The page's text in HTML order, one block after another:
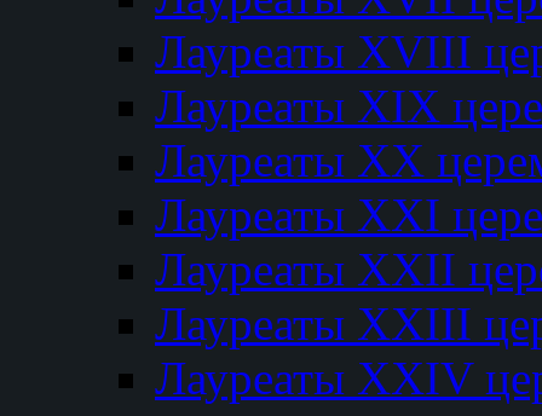
Лауреаты XVIII
Лауреаты XIX
Лауреаты XX
Лауреаты XXI
Лауреаты XXII
Лауреаты XXIII
Лауреаты XXIV